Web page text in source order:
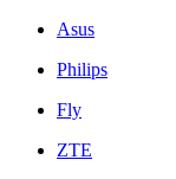
Asus
Philips
Fly
ZTE